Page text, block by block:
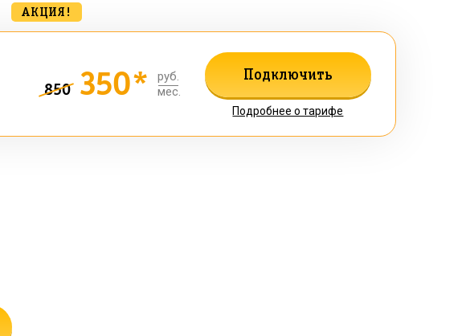
АКЦИЯ!
850 350*
руб.
мес.
Подключить
Подробнее о тарифе